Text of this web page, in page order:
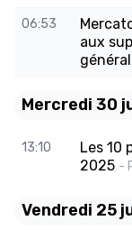
06:53
aux
Mercredi 30
13:10
Les 10
2025 -
Vendredi 25